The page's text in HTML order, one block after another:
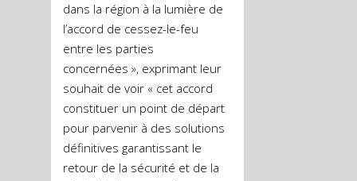
dans la région à la lumière de
l’accord de cessez-le-feu
entre les parties
concernées », exprimant leur
souhait de voir « cet accord
constituer un point de départ
pour parvenir à des solutions
définitives garantissant le
retour de la sécurité et de la